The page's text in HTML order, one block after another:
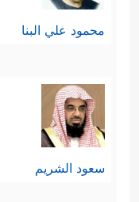
محمود علي البنا
سعود الشريم